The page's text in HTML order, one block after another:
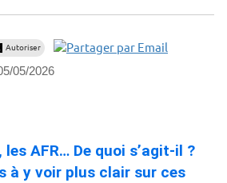
Autoriser
05/2026
les AFR… De quoi s’agit-il ?
à y voir plus clair sur ces